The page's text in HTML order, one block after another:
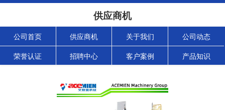
供应商机
公司首页 供应商机 关于我们 公司动态
荣誉认证 招聘中心 客户案例 产品知识